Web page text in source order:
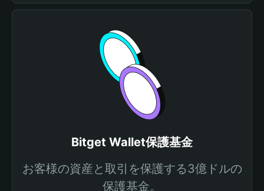
Bitget Wallet保護基金
お客様の資産と取引を保護する3億ドルの
保護基金。